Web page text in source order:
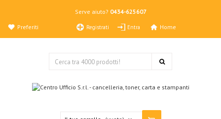
Serve aiuto? 0434-625607
Registrati Entra
Preferiti Home